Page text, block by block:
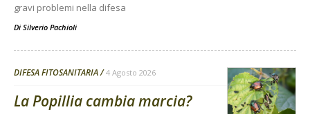
gravi problemi nella difesa
Di Silverio Pachioli
DIFESA FITOSANITARIA 4 Agosto 2026
La Popillia cambia marcia?